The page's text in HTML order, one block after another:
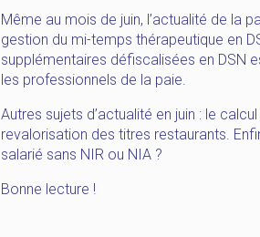
Même au mois de juin, l’actualité de la
gestion du mi-temps thérapeutique en
supplémentaires défiscalisées en DSN
les professionnels de la paie.
Autres sujets d’actualité en juin : le
revalorisation des titres restaurants.
salarié sans NIR ou NIA ?
Bonne lecture !